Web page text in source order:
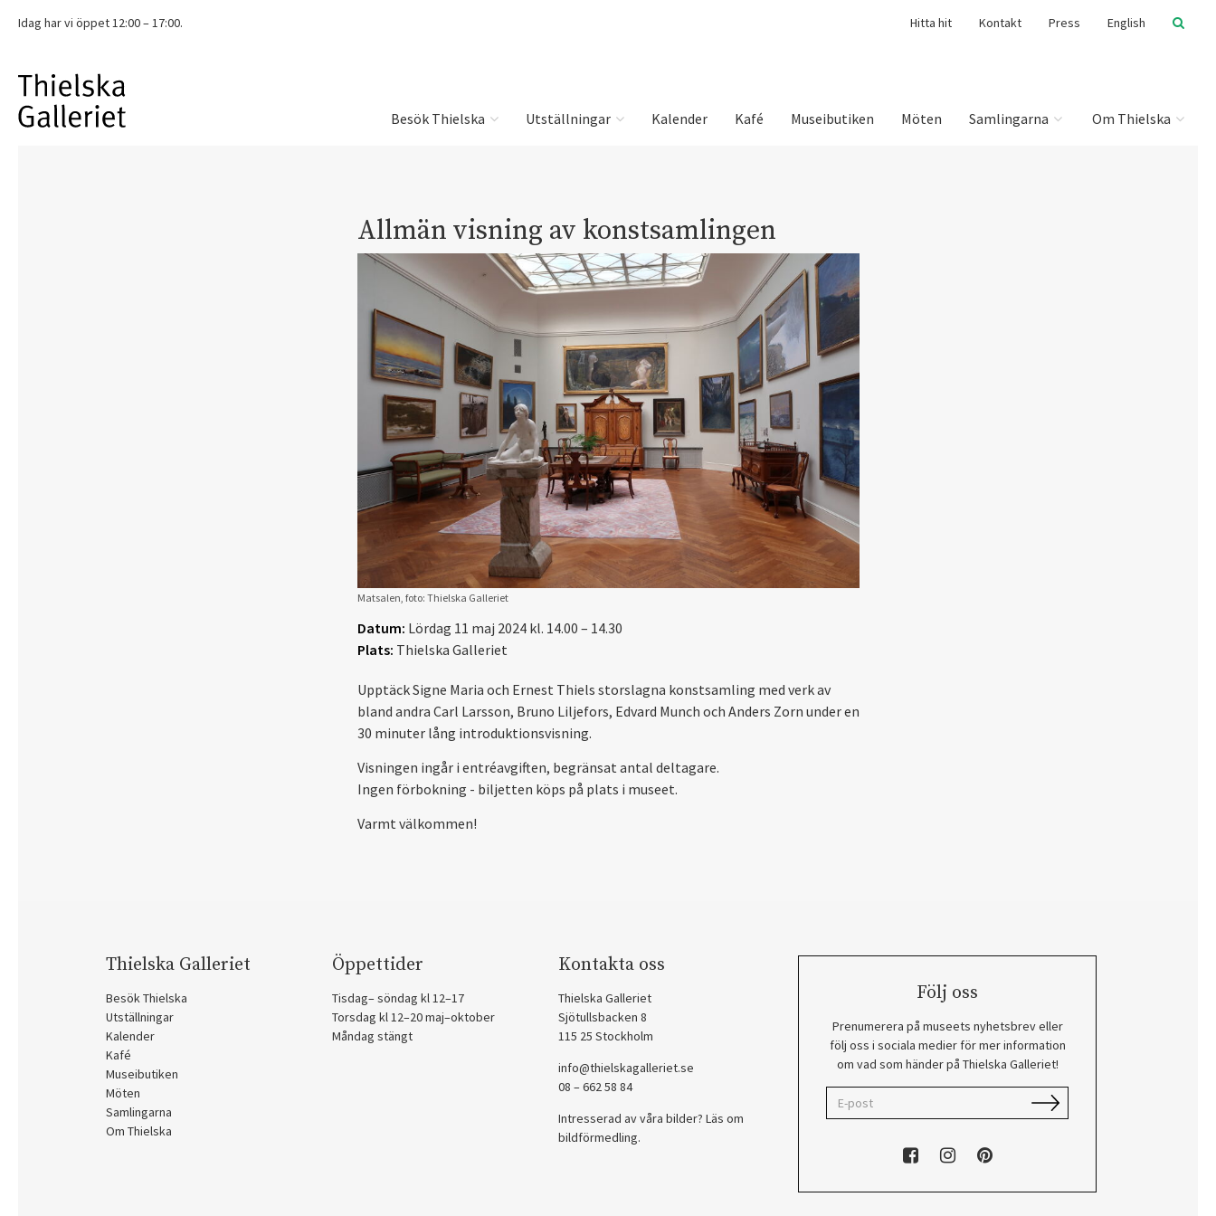
Idag har vi öppet 12:00 – 17:00. Hitta hit Kontakt Press English
Besök Thielska Utställningar Kalender Kafé Museibutiken Möten Samlingarna Om Thielska
Allmän visning av konstsamlingen
Matsalen, foto: Thielska Galleriet
Datum: Lördag 11 maj 2024 kl. 14.00 – 14.30
Plats: Thielska Galleriet
Upptäck Signe Maria och Ernest Thiels storslagna konstsamling med verk av
bland andra Carl Larsson, Bruno Liljefors, Edvard Munch och Anders Zorn under en
30 minuter lång introduktionsvisning.
Visningen ingår i entréavgiften, begränsat antal deltagare.
Ingen förbokning - biljetten köps på plats i museet.
Varmt välkommen!
Thielska Galleriet
Besök Thielska
Utställningar
Kalender
Kafé
Museibutiken
Möten
Samlingarna
Om Thielska
Öppettider
Tisdag– söndag kl 12–17
Torsdag kl 12–20 maj–oktober
Måndag stängt
Kontakta oss
Thielska Galleriet
Sjötullsbacken 8
115 25 Stockholm
info@thielskagalleriet.se
08 – 662 58 84
Intresserad av våra bilder? Läs om
bildförmedling.
Följ oss
Prenumerera på museets nyhetsbrev eller
följ oss i sociala medier för mer information
om vad som händer på Thielska Galleriet!